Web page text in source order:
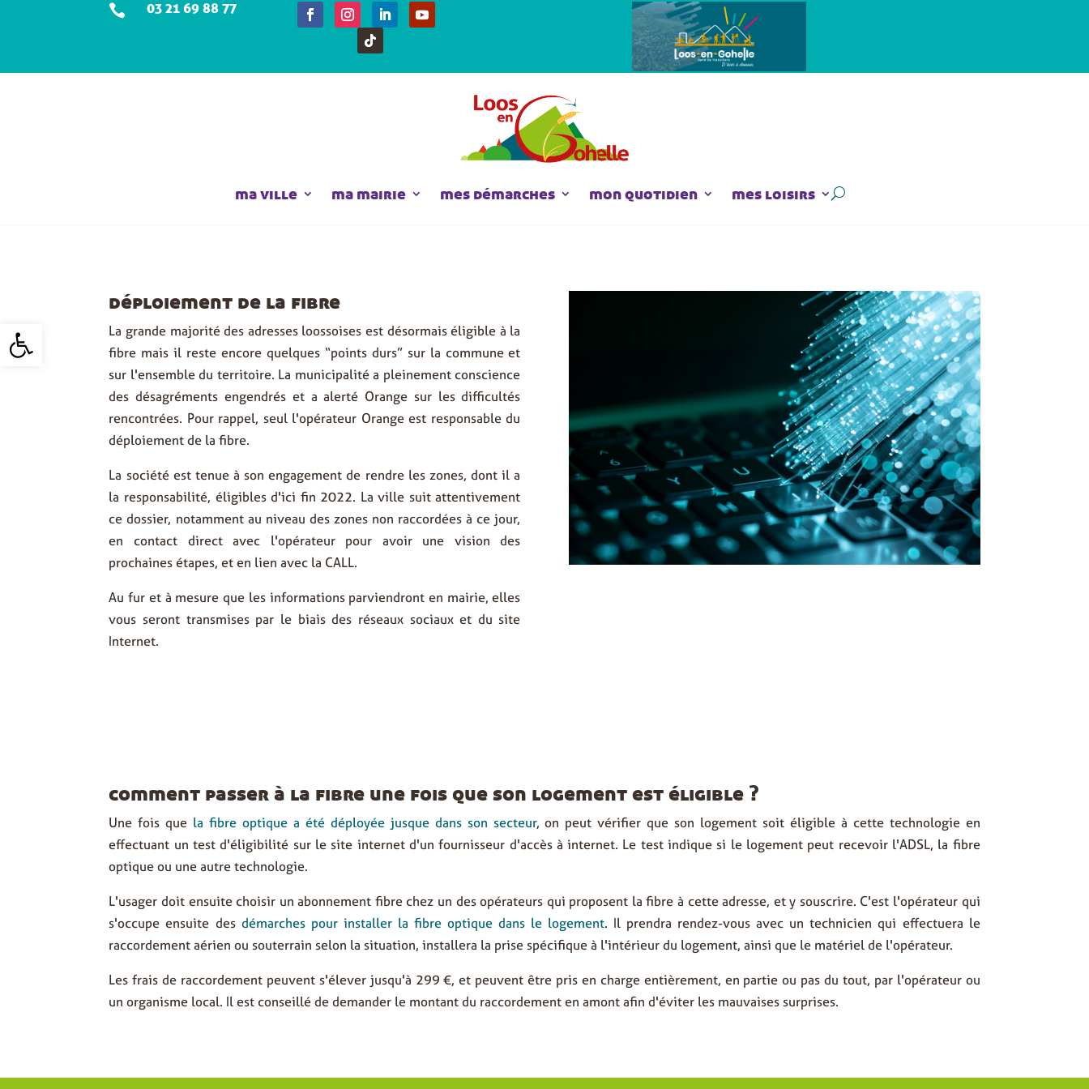
Ouvrir la barre d’outils
 03 21 69 88 77
ma ville ma mairie mes démarches mon quotidien mes loisirs
déploiement de la fibre
La grande majorité des adresses loossoises est désormais éligible à la
fibre mais il reste encore quelques “points durs” sur la commune et
sur l'ensemble du territoire. La municipalité a pleinement conscience
des désagréments engendrés et a alerté Orange sur les difficultés
rencontrées. Pour rappel, seul l'opérateur Orange est responsable du
déploiement de la fibre.
La société est tenue à son engagement de rendre les zones, dont il a
la responsabilité, éligibles d'ici fin 2022. La ville suit attentivement
ce dossier, notamment au niveau des zones non raccordées à ce jour,
en contact direct avec l'opérateur pour avoir une vision des
prochaines étapes, et en lien avec la CALL.
Au fur et à mesure que les informations parviendront en mairie, elles
vous seront transmises par le biais des réseaux sociaux et du site
Internet.
comment passer à la fibre une fois que son logement est éligible ?
Une fois que la fibre optique a été déployée jusque dans son secteur, on peut vérifier que son logement soit éligible à cette technologie en
effectuant un test d'éligibilité sur le site internet d'un fournisseur d'accès à internet. Le test indique si le logement peut recevoir l'ADSL, la fibre
optique ou une autre technologie.
L'usager doit ensuitechoisir un abonnement fibrechez un des opérateurs qui proposent la fibre à cette adresse, et y souscrire. C'est l'opérateur qui
s'occupe ensuite des démarches pour installer la fibre optique dans le logement. Il prendra rendez-vous avec un technicien qui effectuera le
raccordement aérien ou souterrain selon la situation,installera la prise spécifiqueà l'intérieur du logement, ainsi que le matériel de l'opérateur.
Les frais de raccordement peuvent s'élever jusqu'à 299 €, et peuvent être pris en charge entièrement, en partie ou pas du tout, par l'opérateur ou
un organisme local. Il est conseillé de demander le montant du raccordement en amont afin d'éviter les mauvaises surprises.